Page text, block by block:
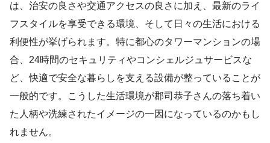
は、治安の良さや交通アクセスの良さに加え、最新のライ
フスタイルを享受できる環境、そして日々の生活における
利便性が挙げられます。特に都心のタワーマンションの場
合、24時間のセキュリティやコンシェルジュサービスな
ど、快適で安全な暮らしを支える設備が整っていることが
一般的です。こうした生活環境が郡司恭子さんの落ち着い
た人柄や洗練されたイメージの一因になっているのかもし
れません。